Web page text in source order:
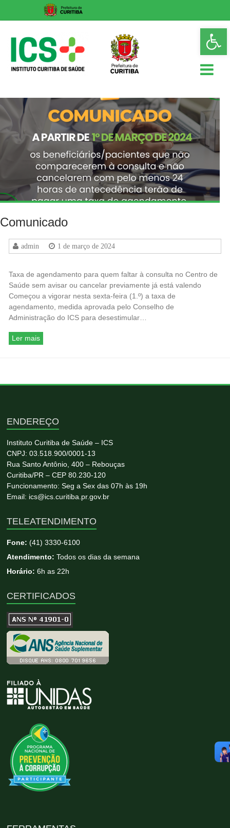
content
ICS
Instituto
Curitiba
de
Comunicado
admin 1 de março de 2024
Taxa de agendamento para quem faltar à consulta no Centro de
Saúde sem avisar ou cancelar previamente já está valendo
Começou a vigorar nesta sexta-feira (1.º) a taxa de
agendamento, medida aprovada pelo Conselho de
Administração do ICS para desestimular…
Ler mais
ENDEREÇO
Instituto Curitiba de Saúde – ICS
CNPJ: 03.518.900/0001-13
Rua Santo Antônio, 400 – Rebouças
Curitiba/PR – CEP 80.230-120
Funcionamento: Seg a Sex das 07h às 19h
Email: ics@ics.curitiba.pr.gov.br
TELEATENDIMENTO
Fone:(41) 3330-6100
Atendimento: Todos os dias da semana
Horário: 6h as 22h
CERTIFICADOS